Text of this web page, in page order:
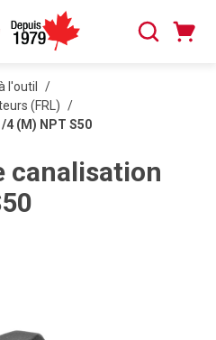
Recherche
l'outil
/
(FRL) /
(M) NPT S50
canalisation